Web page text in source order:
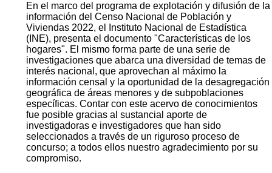
En el marco del programa de explotación y difusión de la
información del Censo Nacional de Población y
Viviendas 2022, el Instituto Nacional de Estadística
(INE), presenta el documento "Características de los
hogares". El mismo forma parte de una serie de
investigaciones que abarca una diversidad de temas de
interés nacional, que aprovechan al máximo la
información censal y la oportunidad de la desagregación
geográfica de áreas menores y de subpoblaciones
específicas. Contar con este acervo de conocimientos
fue posible gracias al sustancial aporte de
investigadoras e investigadores que han sido
seleccionados a través de un riguroso proceso de
concurso; a todos ellos nuestro agradecimiento por su
compromiso.